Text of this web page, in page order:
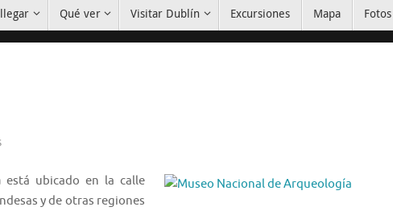
Qué ver Visitar Dublín Excursiones Mapa Fotos
está ubicado en la calle
y de otras regiones